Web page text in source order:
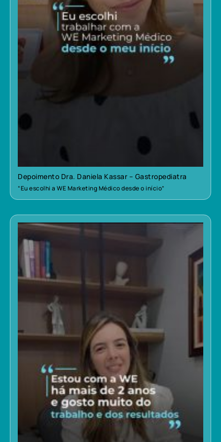
Depoimento Dra. Daniela Kassar – Gastropediatra
“Eu escolhi a WE Marketing Médico desde o início”